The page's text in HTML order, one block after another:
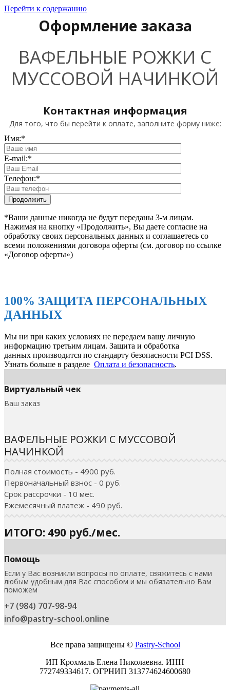
Перейти к содержанию
Оформление заказа
ВАФЕЛЬНЫЕ РОЖКИ С
МУССОВОЙ НАЧИНКОЙ
Контактная информация
Для того, что бы перейти к оплате, заполните форму ниже:
Имя:*
E-mail:*
Телефон:*
*Ваши данные никогда не будут переданы 3-м лицам.
Нажимая на кнопку «Продолжить», Вы даете согласие на
обработку своих персональных данных и соглашаетесь со
всеми положениями договора оферты (см. договор по ссылке
«Договор оферты»)
100% ЗАЩИТА ПЕРСОНАЛЬНЫХ
ДАННЫХ
Мы ни при каких условиях не передаем вашу личную
информацию третьим лицам. Защита и обработка
данных производится по стандарту безопасности PCI DSS.
Узнать больше в разделе Оплата и безопасность.
Виртуальный чек
Ваш заказ
ВАФЕЛЬНЫЕ РОЖКИ С МУССОВОЙ
НАЧИНКОЙ
Полная стоимость - 4900 руб.
Первоначальный взнос - 0 руб.
Срок рассрочки - 10 мес.
Ежемесячный платеж - 490 руб.
ИТОГО: 490 руб./мес.
Помощь
Если у Вас возникли вопросы по оплате, свяжитесь с нами
любым удобным для Вас способом и мы обязательно Вам
поможем
+7 (984) 707-98-94
info@pastry-school.online
Все права защищены © Pаstry-School
ИП Крохмаль Елена Николаевна. ИНН
772749334617. ОГРНИП 313774624600680